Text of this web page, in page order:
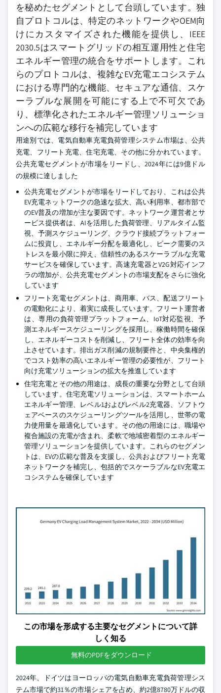
を秘めたセグメントとして台頭しています。独
自プロトコルは、特定のネットワークやOEM向
けにカスタマイズされた機能を提供し、IEEE
2030.5はスマートグリッドの相互運用性と住宅
エネルギー管理の統合をサポートします。これ
らのプロトコルは、複雑なEV充電エコシステム
における専門的な機能、セキュアな通信、スケ
ーラブルな展開を可能にする上で不可欠であ
り、標準化されたエネルギー管理ソリューショ
ンへの広範な移行を補完しています
用途別では、電気自動車充電負荷管理システム市場は、公共
充電、フリート充電、住宅充電、その他に分かれています。
公共充電セグメントが市場をリードし、2024年には9億ドル
の規模に達しました
公共充電セグメントが市場をリードしており、これは公共
EV充電ネットワークの急速な拡大、高い利用率、都市部で
のEV普及の増加が主な要因です。ネットワーク運営者とサ
ービス提供者は、AIを活用した負荷管理、リアルタイム監
視、予測スケジューリング、クラウド接続プラットフォー
ムに投資し、エネルギー分配を最適化し、ピーク需要のス
トレスを最小限に抑え、信頼性のあるスケーラブルな充電
サービスを確保しています。高速充電器とV2G対応インフ
ラの増加が、公共充電セグメントの市場支配をさらに強化
しています
フリート充電セグメントは、商用車、バス、配送フリート
の電動化により、着実に成長しています。フリート運営者
は、専用の負荷管理プラットフォーム、IoT対応監視、予
測エネルギースケジューリングを採用し、稼働時間を確保
し、エネルギーコストを削減し、フリート全体の効率を向
上させています。排出ガス削減の規制要件と、中央集権的
でコスト効率の高いエネルギー管理の必要性が、フリート
向け充電ソリューションの拡大を推進しています
住宅充電とその他の用途は、成長の重要な分野として台頭
しています。住宅充電ソリューションは、スマートホーム
エネルギー管理、レベル1およびレベル2充電器、ソフトウ
ェアベースのスケジューリングツールを活用し、世帯の電
力使用量を最適化しています。その他の用途には、職場や
複合施設の充電が含まれ、柔軟で地域密着型のエネルギー
管理ソリューションを提供しています。これらのセグメン
トは、EVの広範な普及を支援し、公共およびフリート充電
ネットワークを補完し、包括的でスケーラブルなEV充電エ
コシステムを確保しています
この市場を形成する主要なセグメントについて詳
しく知る
無料のPDFをダウンロード
2024年、ドイツはヨーロッパの電気自動車充電負荷管理シス
テム市場で約31％の市場シェアを占め、約2億8780万ドルの収